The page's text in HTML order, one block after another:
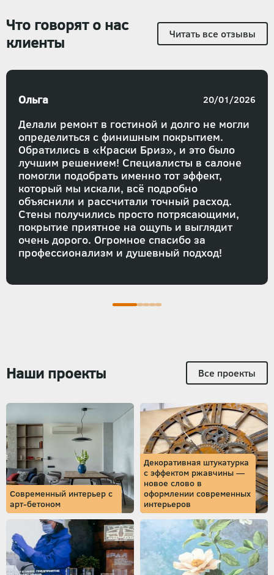
Что говорят о нас
клиенты
Читать все отзывы
Делали ремонт в гостиной и долго не могли
определиться с финишным покрытием.
Обратились в «Краски Бриз», и это было
лучшим решением! Специалисты в салоне
помогли подобрать именно тот эффект,
который мы искали, всё подробно
объяснили и рассчитали точный расход.
Стены получились просто потрясающими,
покрытие приятное на ощупь и выглядит
очень дорого. Огромное спасибо за
профессионализм и душевный подход!
Ольга 20/01/2026
Наши проекты Все проекты
Современный интерьер с
арт-бетоном
Декоративная штукатурка
с эффектом ржавчины —
новое слово в
оформлении современных
интерьеров